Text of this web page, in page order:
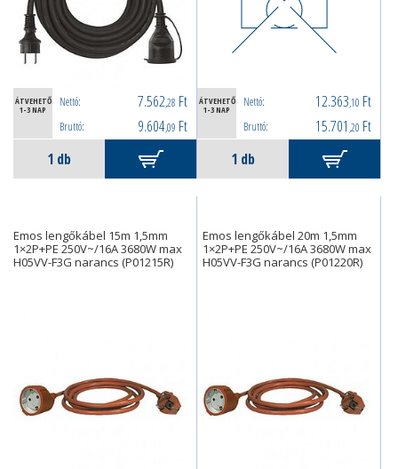
ÁTVEHETŐ
1-3 NAP
Nettó: 7.562,28 Ft
Bruttó: 9.604,09 Ft
ÁTVEHETŐ
1-3 NAP
Nettó: 12.363,10 Ft
Bruttó: 15.701 ,20 Ft
Emos lengőkábel 15m 1,5mm
1×2P+PE 250V~/16A 3680W max
H05VV-F3G narancs (P01215R)
Emos lengőkábel 20m 1,5mm
1×2P+PE 250V~/16A 3680W max
H05VV-F3G narancs (P01220R)